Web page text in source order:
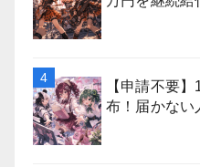
【申請不要
布！届かない